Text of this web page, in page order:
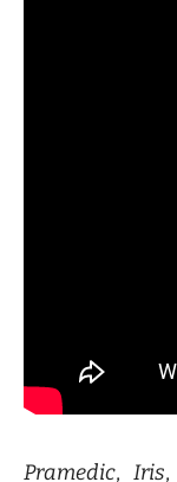
Pramedic, Iris